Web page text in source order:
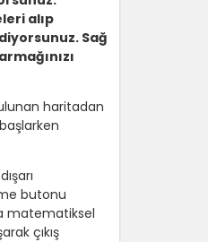
alıp
Sağ
haritadan
butonu
matematiksel
çıkış